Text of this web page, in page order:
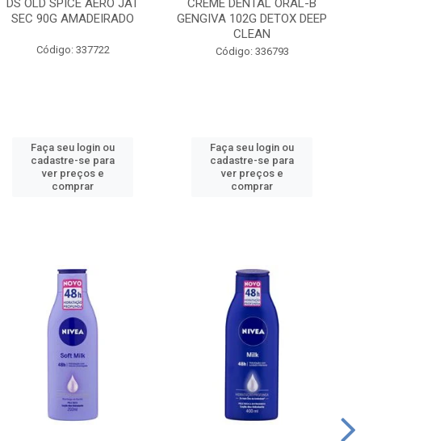
DS OLD SPICE AERO JAT
SEC 90G AMADEIRADO
Código: 337722
Faça seu login ou
cadastre-se para
ver preços e
comprar
CREME DENTAL ORAL-B
GENGIVA 102G DETOX DEEP
CLEAN
Código: 336793
Faça seu login ou
cadastre-se para
ver preços e
comprar